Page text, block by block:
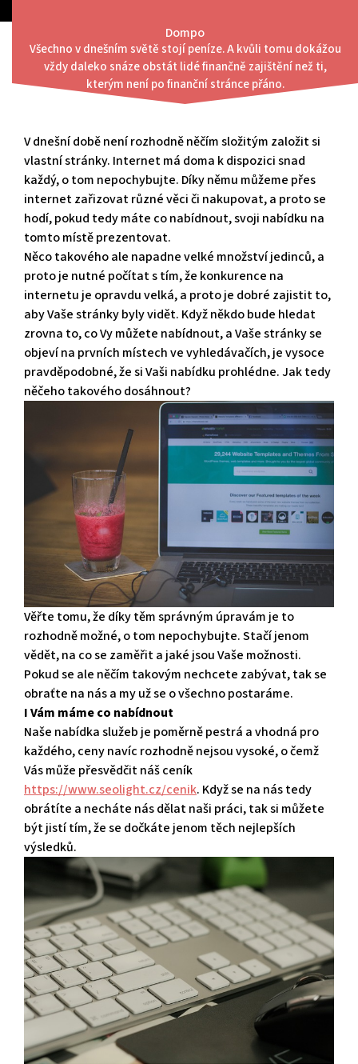
content
Dompo
Všechno v dnešním světě stojí peníze. A kvůli tomu dokážou
vždy daleko snáze obstát lidé finančně zajištění než ti,
kterým není po finanční stránce přáno.
Menu
Vsaďte na ty správné služby
V dnešní době není rozhodně něčím složitým založit si
vlastní stránky. Internet má doma k dispozici snad
každý, o tom nepochybujte. Díky němu můžeme přes
internet zařizovat různé věci či nakupovat, a proto se
hodí, pokud tedy máte co nabídnout, svoji nabídku na
tomto místě prezentovat.
Něco takového ale napadne velké množství jedinců, a
proto je nutné počítat s tím, že konkurence na
internetu je opravdu velká, a proto je dobré zajistit to,
aby Vaše stránky byly vidět. Když někdo bude hledat
zrovna to, co Vy můžete nabídnout, a Vaše stránky se
objeví na prvních místech ve vyhledávačích, je vysoce
pravděpodobné, že si Vaši nabídku prohlédne. Jak tedy
něčeho takového dosáhnout?
Věřte tomu, že díky těm správným úpravám je to
rozhodně možné, o tom nepochybujte. Stačí jenom
vědět, na co se zaměřit a jaké jsou Vaše možnosti.
Pokud se ale něčím takovým nechcete zabývat, tak se
obraťte na nás a my už se o všechno postaráme.
I Vám máme co nabídnout
Naše nabídka služeb je poměrně pestrá a vhodná pro
každého, ceny navíc rozhodně nejsou vysoké, o čemž
Vás může přesvědčit náš ceník
https://www.seolight.cz/cenik. Když se na nás tedy
obrátíte a necháte nás dělat naši práci, tak si můžete
být jistí tím, že se dočkáte jenom těch nejlepších
výsledků.